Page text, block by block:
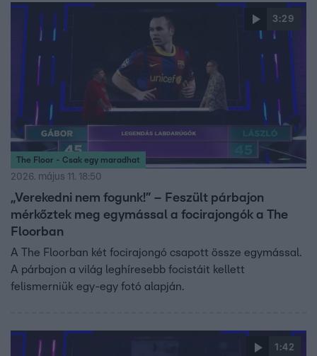
3:29
The Floor - Csak egy maradhat
2026. május 11. 18:50
„Verekedni nem fogunk!” – Feszült párbajon
mérkőztek meg egymással a focirajongók a The
Floorban
A The Floorban két focirajongó csapott össze egymással.
A párbajon a világ leghíresebb focistáit kellett
felismerniük egy-egy fotó alapján.
1:42